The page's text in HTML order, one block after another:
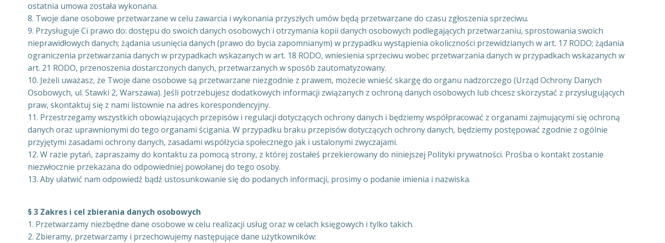
ostatnia umowa została wykonana.
8. Twoje dane osobowe przetwarzane w celu zawarcia i wykonania przyszłych umów będą przetwarzane do czasu zgłoszenia sprzeciwu.
9. Przysługuje Ci prawo do: dostępu do swoich danych osobowych i otrzymania kopii danych osobowych podlegających przetwarzaniu, sprostowania swoich
nieprawidłowych danych; żądania usunięcia danych (prawo do bycia zapomnianym) w przypadku wystąpienia okoliczności przewidzianych w art. 17 RODO; żądania
ograniczenia przetwarzania danych w przypadkach wskazanych w art. 18 RODO, wniesienia sprzeciwu wobec przetwarzania danych w przypadkach wskazanych w
art. 21 RODO, przenoszenia dostarczonych danych, przetwarzanych w sposób zautomatyzowany.
10. Jeżeli uważasz, że Twoje dane osobowe są przetwarzane niezgodnie z prawem, możecie wnieść skargę do organu nadzorczego (Urząd Ochrony Danych
Osobowych, ul. Stawki 2, Warszawa). Jeśli potrzebujesz dodatkowych informacji związanych z ochroną danych osobowych lub chcesz skorzystać z przysługujących
praw, skontaktuj się z nami listownie na adres korespondencyjny.
11. Przestrzegamy wszystkich obowiązujących przepisów i regulacji dotyczących ochrony danych i będziemy współpracować z organami zajmującymi się ochroną
danych oraz uprawnionymi do tego organami ścigania. W przypadku braku przepisów dotyczących ochrony danych, będziemy postępować zgodnie z ogólnie
przyjętymi zasadami ochrony danych, zasadami współżycia społecznego jak i ustalonymi zwyczajami.
12. W razie pytań, zapraszamy do kontaktu za pomocą strony, z której zostałeś przekierowany do niniejszej Polityki prywatności. Prośba o kontakt zostanie
niezwłocznie przekazana do odpowiedniej powołanej do tego osoby.
13. Aby ułatwić nam odpowiedź bądź ustosunkowanie się do podanych informacji, prosimy o podanie imienia i nazwiska.
§ 3 Zakres i cel zbierania danych osobowych
1. Przetwarzamy niezbędne dane osobowe w celu realizacji usług oraz w celach księgowych i tylko takich.
2. Zbieramy, przetwarzamy i przechowujemy następujące dane użytkowników: